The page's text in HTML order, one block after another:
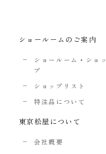
ショールームのご案内
ショールーム・ショッ
プ
ショップリスト
特注品について
東京松屋について
会社概要